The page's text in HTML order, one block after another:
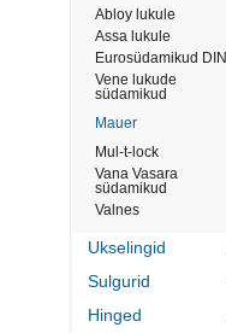
Abloy lukule
Assa lukule
Eurosüdamikud DIN
Vene lukude
südamikud
Mauer
Mul-t-lock
Vana Vasara
südamikud
Valnes
Ukselingid
Sulgurid
Hinged